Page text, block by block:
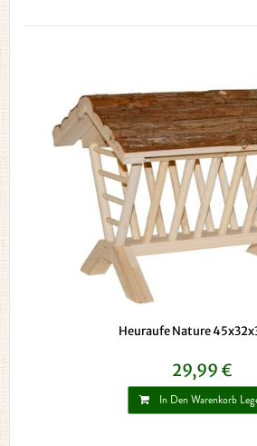
Heuraufe Nature
29,99 €
In Den Warenkorb